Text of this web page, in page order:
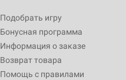
Подобрать игру
Бонусная программа
Информация о заказе
Возврат товара
Помощь с правилами